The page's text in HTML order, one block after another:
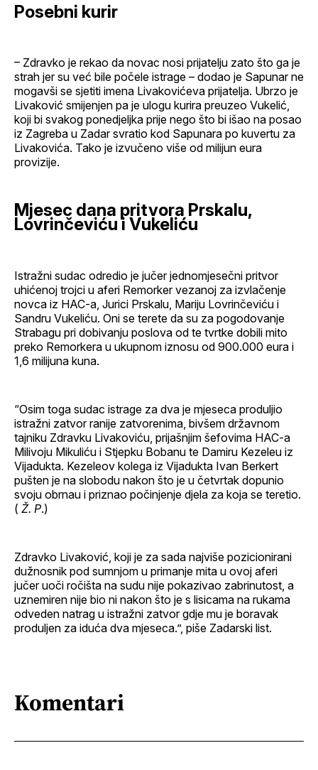
Posebni kurir
– Zdravko je rekao da novac nosi prijatelju zato što ga je
strah jer su već bile počele istrage – dodao je Sapunar ne
mogavši se sjetiti imena Livakovićeva prijatelja. Ubrzo je
Livaković smijenjen pa je ulogu kurira preuzeo Vukelić,
koji bi svakog ponedjeljka prije nego što bi išao na posao
iz Zagreba u Zadar svratio kod Sapunara po kuvertu za
Livakovića. Tako je izvučeno više od milijun eura
provizije.
Mjesec dana pritvora Prskalu,
Lovrinčeviću i Vukeliću
Istražni sudac odredio je jučer jednomjesečni pritvor
uhićenoj trojci u aferi Remorker vezanoj za izvlačenje
novca iz HAC-a, Jurici Prskalu, Mariju Lovrinčeviću i
Sandru Vukeliću. Oni se terete da su za pogodovanje
Strabagu pri dobivanju poslova od te tvrtke dobili mito
preko Remorkera u ukupnom iznosu od 900.000 eura i
1,6 milijuna kuna.
“Osim toga sudac istrage za dva je mjeseca produljio
istražni zatvor ranije zatvorenima, bivšem državnom
tajniku Zdravku Livakoviću, prijašnjim šefovima HAC-a
Milivoju Mikuliću i Stjepku Bobanu te Damiru Kezeleu iz
Vijadukta. Kezeleov kolega iz Vijadukta Ivan Berkert
pušten je na slobodu nakon što je u četvrtak dopunio
svoju obrnau i priznao počinjenje djela za koja se teretio.
( Ž. P.)
Zdravko Livaković, koji je za sada najviše pozicionirani
dužnosnik pod sumnjom u primanje mita u ovoj aferi
jučer uoči ročišta na sudu nije pokazivao zabrinutost, a
uznemiren nije bio ni nakon što je s lisicama na rukama
odveden natrag u istražni zatvor gdje mu je boravak
produljen za iduća dva mjeseca.”, piše Zadarski list.
Komentari